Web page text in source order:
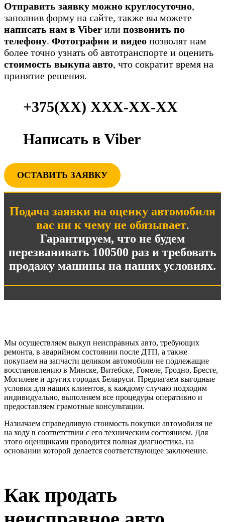
Отправить заявку можно круглосуточно,
заполнив форму на сайте, также вы можете
написать нам в Viber или позвонить по
телефону. Фотографии и видео позволят нам
более точно узнать об автотранспорте и оценить
стоимость выкупа авто, что сократит время на
принятие решения.
+375(ХХ) ХХХ-ХХ-ХХ
Написать в Viber
ОСТАВИТЬ ЗАЯВКУ
Подача заявки на оценку автомобиля
вас ни к чему не обязывает.
Гарантируем, что не будем
перезванивать 100500 раз и требовать
продажу машины на наших условиях.
Мы осуществляем выкуп неисправных авто, требующих
ремонта, в аварийном состоянии после ДТП, а также
покупаем на запчасти целиком автомобили не подлежащие
восстановлению в Минске, Витебске, Гомеле, Гродно, Бресте,
Могилеве и других городах Беларуси. Предлагаем выгодные
условия для наших клиентов, к каждому случаю подходим
индивидуально, выполняем все процедуры оперативно и
предоставляем грамотные консультации.
Назначаем справедливую стоимость покупки автомобиля не
на ходу в соответствии с его техническим состоянием. Для
этого оценщиками проводится полная диагностика, на
основании которой делается соответствующее заключение.
Как продать